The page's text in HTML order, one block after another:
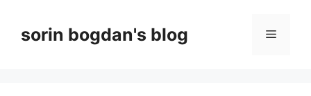
contentsorin bogdan's blog Menu